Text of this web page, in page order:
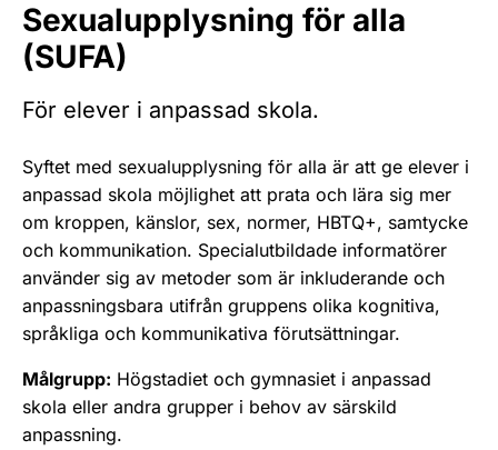
Sexualupplysning för alla
(SUFA)
För elever i anpassad skola.
Syftet med sexualupplysning för alla är att ge elever i
anpassad skola möjlighet att prata och lära sig mer
om kroppen, känslor, sex, normer, HBTQ+, samtycke
och kommunikation. Specialutbildade informatörer
använder sig av metoder som är inkluderande och
anpassningsbara utifrån gruppens olika kognitiva,
språkliga och kommunikativa förutsättningar.
Målgrupp: Högstadiet och gymnasiet i anpassad
skola eller andra grupper i behov av särskild
anpassning.